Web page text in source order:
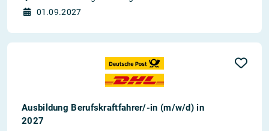
01.09.2027
Ausbildung Berufskraftfahrer/-in (m/w/d) in
2027